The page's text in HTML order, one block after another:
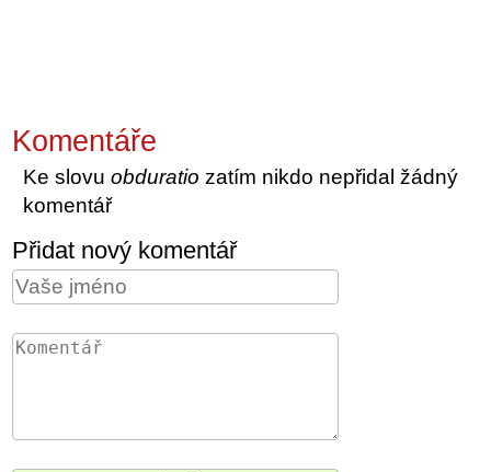
Komentáře
Ke slovuobduratio zatím nikdo nepřidal žádný
komentář
Přidat nový komentář